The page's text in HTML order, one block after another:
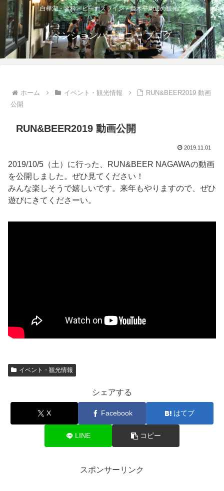
白樺湖・蓼科・ビーナスライン・姫木平周辺の観光に
ペンションハーモニー ブログ
ホーム イベント・観光情報
RUN&BEER2019 動画
公開
RUN&BEER2019 動画公開
2019.11.01
2019/10/5（土）に行った、RUN&BEER NAGAWAの動画
を公開しました。ぜひ見てください！
みんな楽しそうで嬉しいです。来年もやりますので、ぜひ
遊びにきてくださーい。
イベント・観光情報
シェアする
X Facebook はてブ
LINE コピー
スポンサーリンク